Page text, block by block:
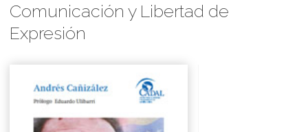
Comunicación y Libertad de
Expresión